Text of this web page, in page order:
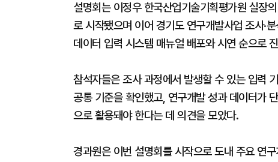
설명회는 이정우 한국산업기술기획평가원 실장
로 시작됐으며 이어 경기도 연구개발사업 조사·
데이터 입력 시스템 매뉴얼 배포와 시연 순으로
참석자들은 조사 과정에서 발생할 수 있는 입력
공통 기준을 확인했고, 연구개발 성과 데이터가
으로 활용돼야 한다는 데 의견을 모았다.
경과원은 이번 설명회를 시작으로 도내 주요 연